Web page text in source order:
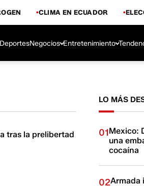
CLIMA EN ECUADOR
DeportesNegocios Entretenimiento
tras la prelibertad
LO MÁS
01Mexico:
una
cocaína
02Armada